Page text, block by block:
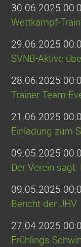
30.06.2025
Wettkampf-
29.06.2025
SVNB-Aktive
28.06.2025
Trainer Team-
21.06.2025
Einladung zum
09.05.2025
Der Verein sagt:
09.05.2025
Bericht der JHV
27.04.2025
Frühlings-